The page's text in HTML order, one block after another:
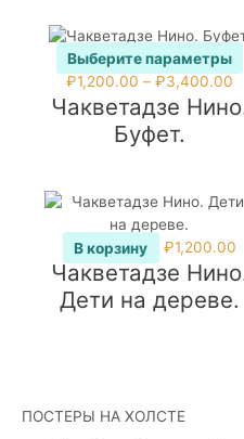
ПОСТЕРЫ НА ХОЛСТЕ
Выберите параметры
Этот
товар
несколько
Опции
выбрать
на
странице
товара.
₽1,200.00 – ₽3,400.00
Чакветадзе
Буфет.
В корзину ₽1,200.00
Чакветадзе
Дети на дереве.